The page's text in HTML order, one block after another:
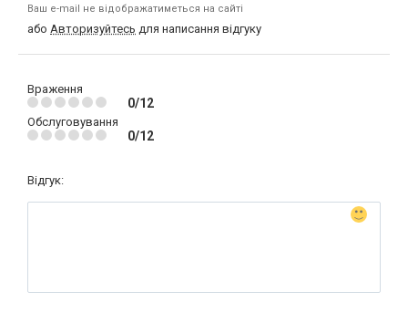
Ваш e-mail не відображатиметься на сайті
або Авторизуйтесь для написання відгуку
Враження
0/12
Обслуговування
0/12
Відгук: